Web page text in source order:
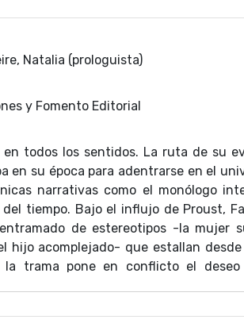
Natalia (prologuista)
y Fomento Editorial
todos los sentidos. La ruta de su
en su época para adentrarse en el
narrativas como el monólogo
tiempo. Bajo el influjo de Proust,
de estereotipos -la mujer
hijo acomplejado- que estallan
la trama pone en conflicto el
con los modelos obtusos que la
y profundamente patriarcal.